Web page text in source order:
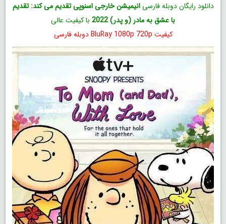
دانلود رایگان دوبله فارسیانیمیشن خارجی اسنوپی تقدیم می کند: تقدیم
با عشق به مادر (و پدر) 2022
با کیفیت عالی
کیفیت BluRay 1080p 720p دوبله فارسی